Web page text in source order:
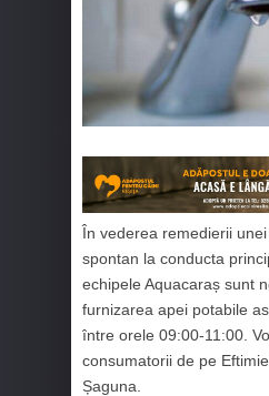
În vederea remedierii
spontan la conducta
echipele Aquacaraș sunt
furnizarea apei potabile
între orele 09:00-11:00.
consumatorii de pe
Șaguna.